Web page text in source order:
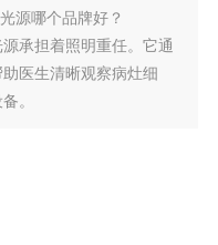
源哪个品牌好？
承担着照明重任。它通
医生清晰观察病灶细
。